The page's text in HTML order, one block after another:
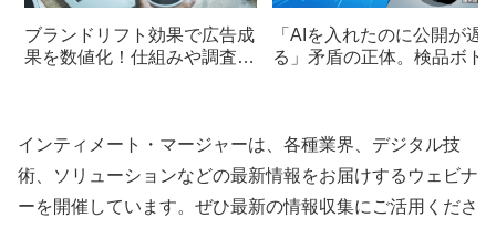
ブランドリフト効果で広告成
果を数値化！仕組みや調査方
「AIを入れたのに公開が遅
る」矛盾の正体。検品ボト
インティメート・マージャーは、各種業界、デジタル技
術、ソリューションなどの最新情報をお届けするウェビナ
ーを開催しています。ぜひ最新の情報収集にご活用くださ